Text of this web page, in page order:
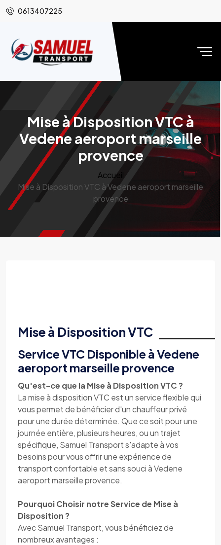
0613407225
Mise à Disposition VTC à
Vedene aeroport marseille
provence
Accueil
Mise à Disposition VTC à Vedene aeroport marseille
provence
Mise à Disposition VTC
Service VTC Disponible à Vedene
aeroport marseille provence
Qu'est-ce que la Mise à Disposition VTC ?
La mise à disposition VTC est un service flexible qui
vous permet de bénéficier d'un chauffeur privé
pour une durée déterminée. Que ce soit pour une
journée entière, plusieurs heures, ou un trajet
spécifique, Samuel Transport s'adapte à vos
besoins pour vous offrir une expérience de
transport confortable et sans souci à Vedene
aeroport marseille provence.
Pourquoi Choisir notre Service de Mise à
Disposition ?
Avec Samuel Transport, vous bénéficiez de
nombreux avantages :